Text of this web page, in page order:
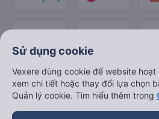
Sử dụng cookie
Vexere dùng cookie để website
xem chi tiết hoặc thay đổi lựa chọn
Quản lý cookie. Tìm hiểu thêm trong